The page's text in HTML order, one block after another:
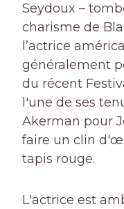
Seydoux –
charisme de
l’actrice
généralement
du récent
l'une de ses
Akerman pour
faire un clin
tapis rouge.
L'actrice est